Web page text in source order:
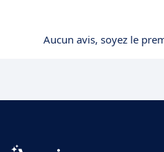
Aucun avis, soyez le